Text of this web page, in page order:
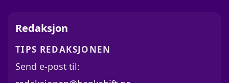
Redaksjon
TIPS REDAKSJONEN
Send e-post til: